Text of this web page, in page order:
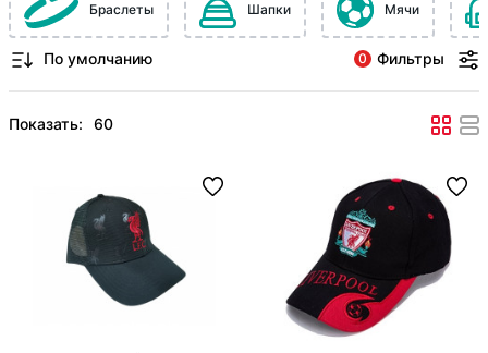
Браслеты Шапки Мячи
0 Фильтры
Показать: